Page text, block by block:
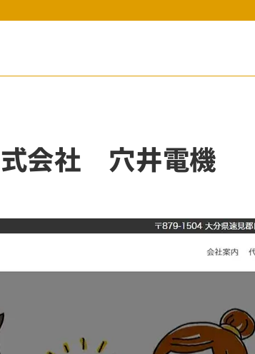
会社 穴井電機